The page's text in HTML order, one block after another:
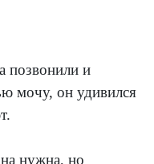
позвонили и
мочу, он удивился
нужна, но